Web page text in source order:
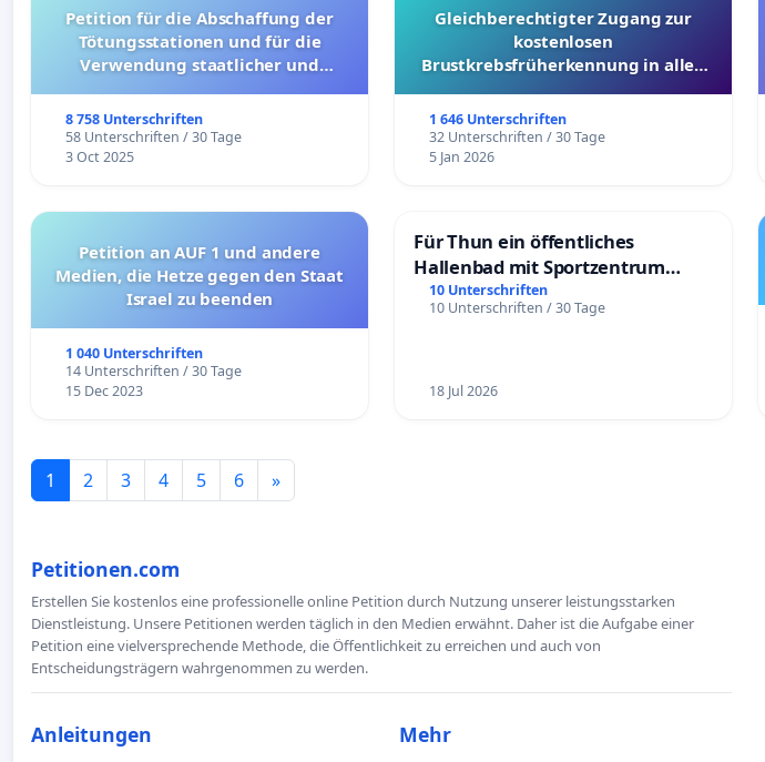
Petition für die Abschaffung der
Tötungsstationen und für die
Verwendung staatlicher und
8 758 Unterschriften
58 Unterschriften / 30 Tage
3 Oct 2025
Gleichberechtigter Zugang zur
kostenlosen
Brustkrebsfrüherkennung in allen
1 646 Unterschriften
32 Unterschriften / 30 Tage
5 Jan 2026
Petition an AUF 1 und andere
Medien, die Hetze gegen den Staat
Israel zu beenden
1 040 Unterschriften
14 Unterschriften / 30 Tage
15 Dec 2023
Für Thun ein öffentliches
Hallenbad mit Sportzentrum
schaffen
10 Unterschriften
10 Unterschriften / 30 Tage
18 Jul 2026
1 2 3 4 5 6 »
Petitionen.com
Erstellen Sie kostenlos eine professionelle online Petition durch Nutzung unserer leistungsstarken
Dienstleistung. Unsere Petitionen werden täglich in den Medien erwähnt. Daher ist die Aufgabe einer
Petition eine vielversprechende Methode, die Öffentlichkeit zu erreichen und auch von
Entscheidungsträgern wahrgenommen zu werden.
Anleitungen Mehr